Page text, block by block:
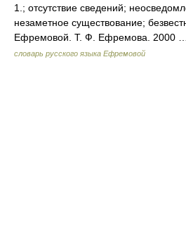
1.; отсутствие сведений;
незаметное существование;
Ефремовой. Т. Ф. Ефремова. 2000
словарь русского языка Ефремовой